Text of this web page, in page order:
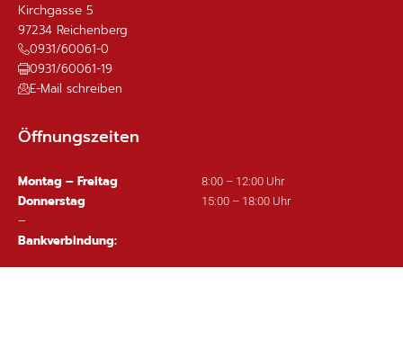
Kirchgasse 5
97234 Reichenberg
0931/60061-0
0931/60061-19
E-Mail schreiben
Öffnungszeiten
Montag – Freitag 8:00 – 12:00 Uhr
Donnerstag 15:00 – 18:00 Uhr
–
Bankverbindung: